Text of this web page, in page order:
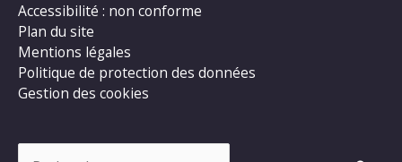
Accessibilité : non conforme
Plan du site
Mentions légales
Politique de protection des données
Gestion des cookies